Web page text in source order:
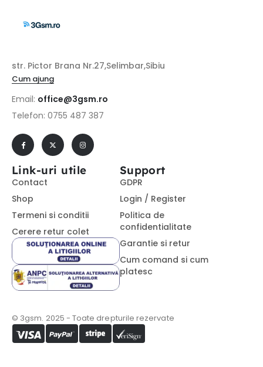
str. Pictor Brana Nr.27,Selimbar,Sibiu
Cum ajung
Email: office@3gsm.ro
Telefon: 0755 487 387
Link-uri utile
Contact
Shop
Termeni si conditii
Cerere retur colet
Support
GDPR
Login / Register
Politica de
confidentialitate
Garantie si retur
Cum comand si cum
platesc
© 3gsm. 2025 - Toate drepturile rezervate